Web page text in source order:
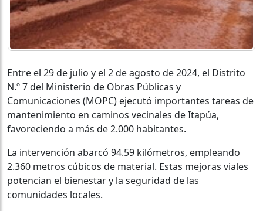
Entre el 29 de julio y el 2 de agosto de 2024, el Distrito
N.º 7 del Ministerio de Obras Públicas y
Comunicaciones (MOPC) ejecutó importantes tareas de
mantenimiento en caminos vecinales de Itapúa,
favoreciendo a más de 2.000 habitantes.
La intervención abarcó 94.59 kilómetros, empleando
2.360 metros cúbicos de material. Estas mejoras viales
potencian el bienestar y la seguridad de las
comunidades locales.